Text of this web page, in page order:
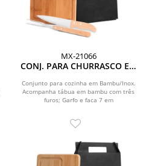
MX-21066
CONJ. PARA CHURRASCO EM
PÇS
Conjunto para cozinha em Bambu/Inox.
Acompanha tábua em bambu com três
furos; Garfo e faca 7 em